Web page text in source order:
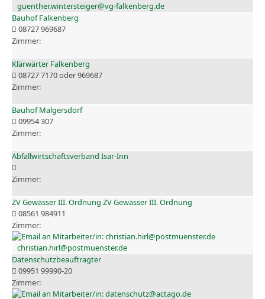
guenther.wintersteiger@vg-falkenberg.de
Bauhof Falkenberg
08727 969687
Klärwärter Falkenberg
08727 7170 oder 969687
Bauhof Malgersdorf
09954 307
Abfallwirtschaftsverband Isar-Inn
ZV Gewässer III. Ordnung ZV Gewässer III. Ordnung
08561 984911
christian.hirl@postmuenster.de
Datenschutzbeauftragter
09951 99990-20